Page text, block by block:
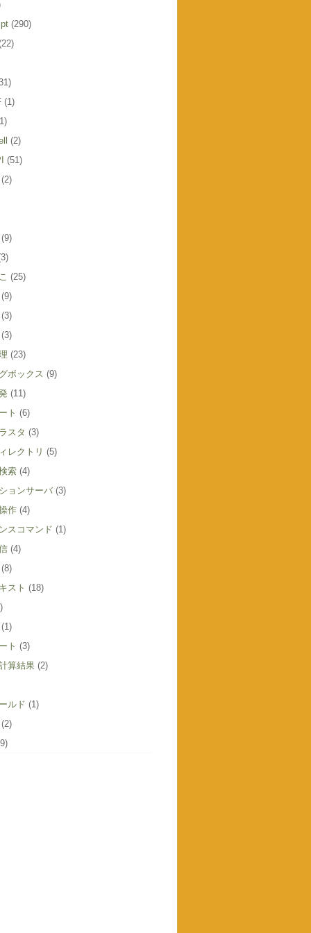
(290)
(1)
(2)
(51)
(2)
(9)
(25)
(9)
(3)
(3)
(23)
ボックス (9)
(11)
ト (6)
スタ (3)
レクトリ (5)
索 (4)
ョンサーバ (3)
作 (4)
スコマンド (1)
(4)
(8)
スト (18)
(1)
ト (3)
算結果 (2)
ルド (1)
(2)